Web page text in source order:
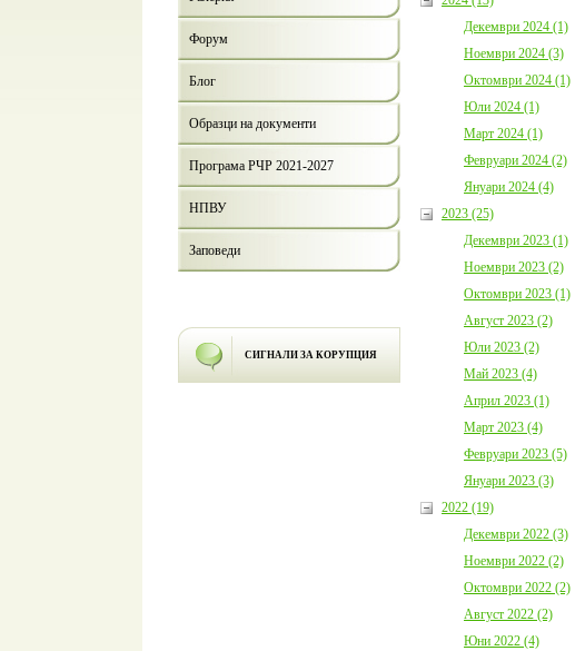
Форум
Блог
Образци на документи
Програма РЧР 2021-2027
НПВУ
Заповеди
СИГНАЛИ ЗА КОРУПЦИЯ
Декември 2024 (1)
Ноември 2024 (3)
Октомври 2024 (1)
Юли 2024 (1)
Март 2024 (1)
Февруари 2024 (2)
Януари 2024 (4)
2023 (25)
Декември 2023 (1)
Ноември 2023 (2)
Октомври 2023 (1)
Август 2023 (2)
Юли 2023 (2)
Май 2023 (4)
Април 2023 (1)
Март 2023 (4)
Февруари 2023 (5)
Януари 2023 (3)
2022 (19)
Декември 2022 (3)
Ноември 2022 (2)
Октомври 2022 (2)
Август 2022 (2)
Юни 2022 (4)